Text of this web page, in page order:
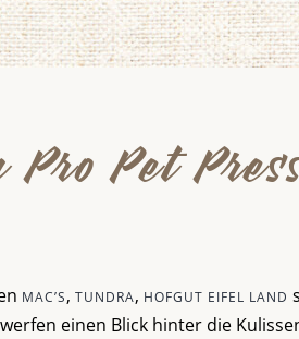
Pet
MAC’S, TUNDRA, HOFGUT EIFEL LAND
einen Blick hinter die